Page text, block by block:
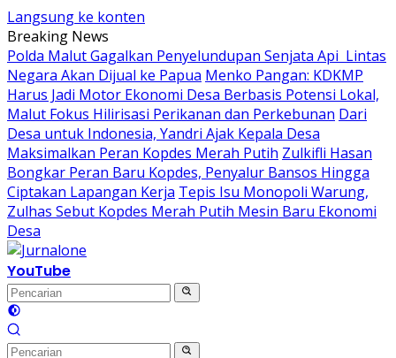
Langsung ke konten
Breaking News
Polda Malut Gagalkan Penyelundupan Senjata Api Lintas
Negara Akan Dijual ke Papua Menko Pangan: KDKMP
Harus Jadi Motor Ekonomi Desa Berbasis Potensi Lokal,
Malut Fokus Hilirisasi Perikanan dan Perkebunan Dari
Desa untuk Indonesia, Yandri Ajak Kepala Desa
Maksimalkan Peran Kopdes Merah Putih Zulkifli Hasan
Bongkar Peran Baru Kopdes, Penyalur Bansos Hingga
Ciptakan Lapangan Kerja Tepis Isu Monopoli Warung,
Zulhas Sebut Kopdes Merah Putih Mesin Baru Ekonomi
Desa
YouTube